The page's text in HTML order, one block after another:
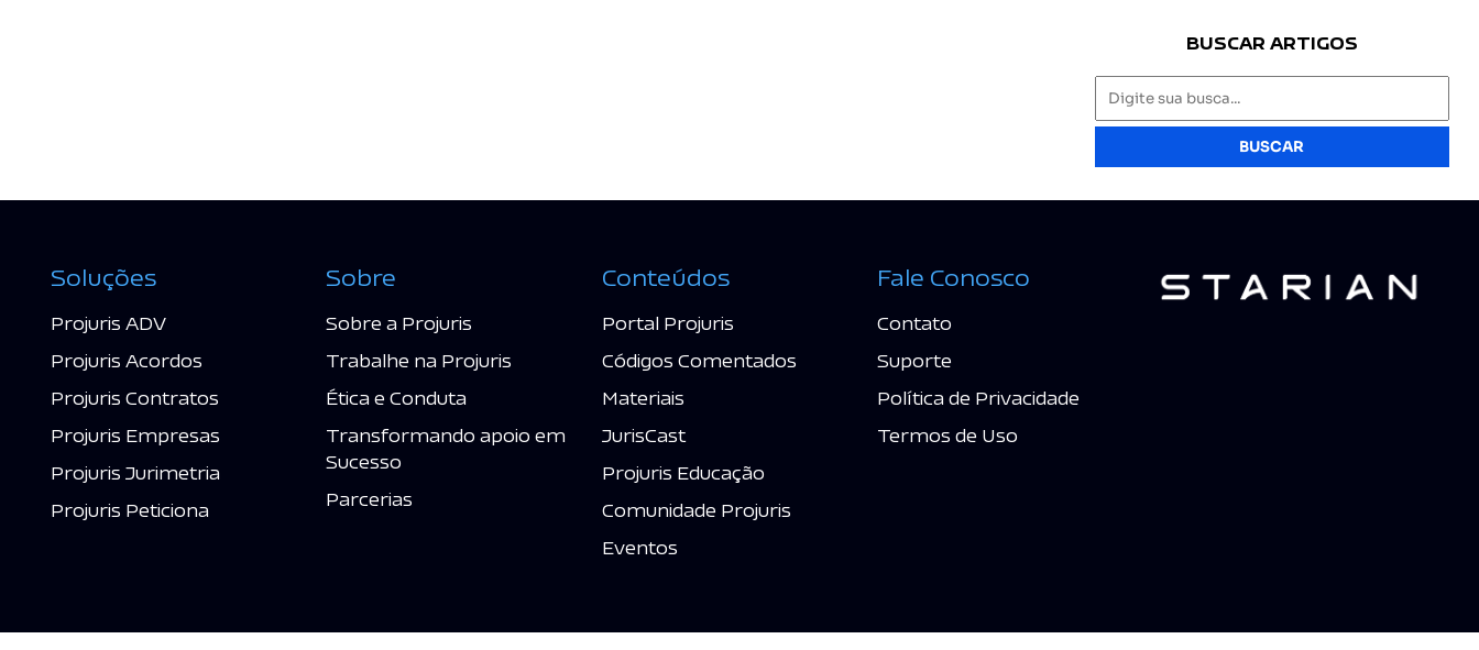
BUSCAR ARTIGOS
BUSCAR
Soluções
Projuris ADV
Projuris Acordos
Projuris Contratos
Projuris Empresas
Projuris Jurimetria
Projuris Peticiona
Sobre
Sobre a Projuris
Trabalhe na Projuris
Ética e Conduta
Transformando apoio em
Sucesso
Parcerias
Conteúdos
Portal Projuris
Códigos Comentados
Materiais
JurisCast
Projuris Educação
Comunidade Projuris
Eventos
Fale Conosco
Contato
Suporte
Política de Privacidade
Termos de Uso